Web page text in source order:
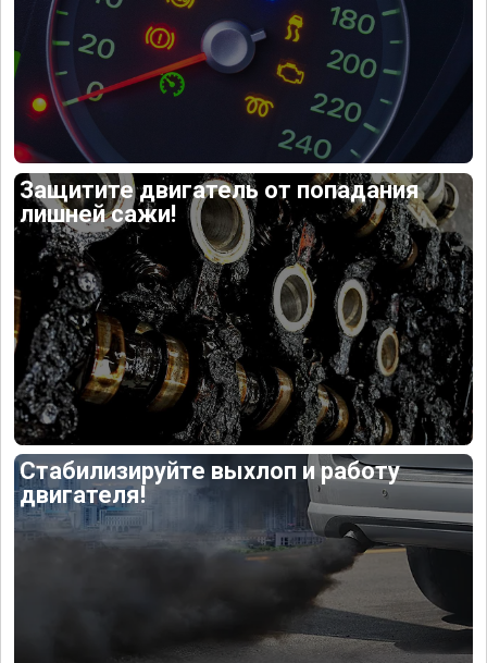
Защитите двигатель от попадания
лишней сажи!
Стабилизируйте выхлоп и работу
двигателя!